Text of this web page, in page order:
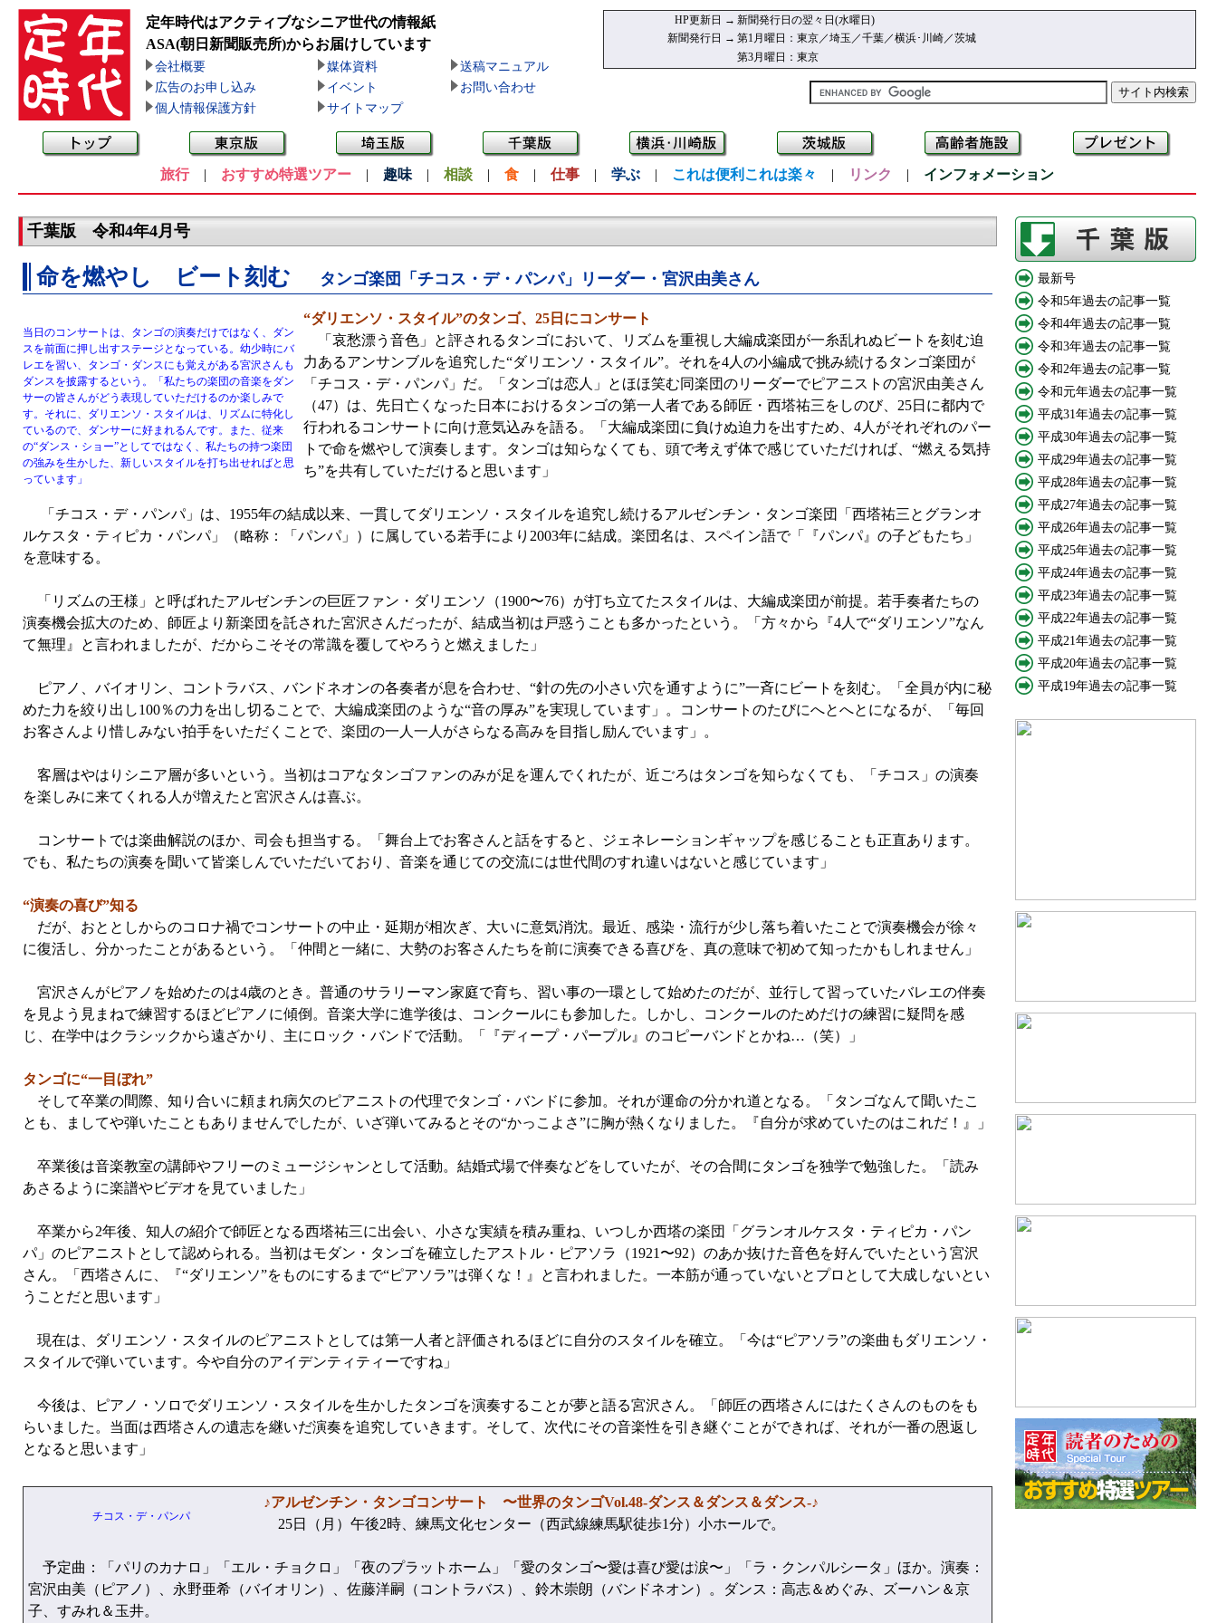
定年時代はアクティブなシニア世代の情報紙
ASA(朝日新聞販売所)からお届けしています
会社概要 媒体資料
送稿マニュアル
広告のお申し込み
イベント
お問い合わせ
個人情報保護方針
サイトマップ
HP更新日 → 新聞発行日の翌々日(水曜日)
新聞発行日 → 第1月曜日：東京／埼玉／千葉／横浜･川崎／茨城
第3月曜日：東京
旅行| おすすめ特選ツアー | 趣味 | 相談 | 食 | 仕事 | 学ぶ | これは便利これは楽々 | リンク | インフォメーション
千葉版 令和4年4月号
命を燃やし ビート刻む タンゴ楽団「チコス・デ・パンパ」リーダー・宮沢由美さん
当日のコンサートは、タンゴの演奏だけではなく、ダン
スを前面に押し出すステージとなっている。幼少時にバ
レエを習い、タンゴ・ダンスにも覚えがある宮沢さんも
ダンスを披露するという。「私たちの楽団の音楽をダン
サーの皆さんがどう表現していただけるのか楽しみで
す。それに、ダリエンソ・スタイルは、リズムに特化し
ているので、ダンサーに好まれるんです。また、従来
の“ダンス・ショー”としてではなく、私たちの持つ楽団
の強みを生かした、新しいスタイルを打ち出せればと思
っています」
“ダリエンソ・スタイル”のタンゴ、25日にコンサート
「哀愁漂う音色」と評されるタンゴにおいて、リズムを重視し大編成楽団が一糸乱れぬビートを刻む迫
力あるアンサンブルを追究した“ダリエンソ・スタイル”。それを4人の小編成で挑み続けるタンゴ楽団が
「チコス・デ・パンパ」だ。「タンゴは恋人」とほほ笑む同楽団のリーダーでピアニストの宮沢由美さん
（47）は、先日亡くなった日本におけるタンゴの第一人者である師匠・西塔祐三をしのび、25日に都内で
行われるコンサートに向け意気込みを語る。「大編成楽団に負けぬ迫力を出すため、4人がそれぞれのパー
トで命を燃やして演奏します。タンゴは知らなくても、頭で考えず体で感じていただければ、“燃える気持
ち”を共有していただけると思います」
「チコス・デ・パンパ」は、1955年の結成以来、一貫してダリエンソ・スタイルを追究し続けるアルゼンチン・タンゴ楽団「西塔祐三とグランオ
ルケスタ・ティピカ・パンパ」（略称：「パンパ」）に属している若手により2003年に結成。楽団名は、スペイン語で「『パンパ』の子どもたち」
を意味する。
「リズムの王様」と呼ばれたアルゼンチンの巨匠ファン・ダリエンソ（1900〜76）が打ち立てたスタイルは、大編成楽団が前提。若手奏者たちの
演奏機会拡大のため、師匠より新楽団を託された宮沢さんだったが、結成当初は戸惑うことも多かったという。「方々から『4人で“ダリエンソ”なん
て無理』と言われましたが、だからこそその常識を覆してやろうと燃えました」
ピアノ、バイオリン、コントラバス、バンドネオンの各奏者が息を合わせ、“針の先の小さい穴を通すように”一斉にビートを刻む。「全員が内に秘
めた力を絞り出し100％の力を出し切ることで、大編成楽団のような“音の厚み”を実現しています」。コンサートのたびにへとへとになるが、「毎回
お客さんより惜しみない拍手をいただくことで、楽団の一人一人がさらなる高みを目指し励んでいます」。
客層はやはりシニア層が多いという。当初はコアなタンゴファンのみが足を運んでくれたが、近ごろはタンゴを知らなくても、「チコス」の演奏
を楽しみに来てくれる人が増えたと宮沢さんは喜ぶ。
コンサートでは楽曲解説のほか、司会も担当する。「舞台上でお客さんと話をすると、ジェネレーションギャップを感じることも正直あります。
でも、私たちの演奏を聞いて皆楽しんでいただいており、音楽を通じての交流には世代間のすれ違いはないと感じています」
“演奏の喜び”知る
だが、おととしからのコロナ禍でコンサートの中止・延期が相次ぎ、大いに意気消沈。最近、感染・流行が少し落ち着いたことで演奏機会が徐々
に復活し、分かったことがあるという。「仲間と一緒に、大勢のお客さんたちを前に演奏できる喜びを、真の意味で初めて知ったかもしれません」
宮沢さんがピアノを始めたのは4歳のとき。普通のサラリーマン家庭で育ち、習い事の一環として始めたのだが、並行して習っていたバレエの伴奏
を見よう見まねで練習するほどピアノに傾倒。音楽大学に進学後は、コンクールにも参加した。しかし、コンクールのためだけの練習に疑問を感
じ、在学中はクラシックから遠ざかり、主にロック・バンドで活動。「『ディープ・パープル』のコピーバンドとかね…（笑）」
タンゴに“一目ぼれ”
そして卒業の間際、知り合いに頼まれ病欠のピアニストの代理でタンゴ・バンドに参加。それが運命の分かれ道となる。「タンゴなんて聞いたこ
とも、ましてや弾いたこともありませんでしたが、いざ弾いてみるとその“かっこよさ”に胸が熱くなりました。『自分が求めていたのはこれだ！』」
卒業後は音楽教室の講師やフリーのミュージシャンとして活動。結婚式場で伴奏などをしていたが、その合間にタンゴを独学で勉強した。「読み
あさるように楽譜やビデオを見ていました」
卒業から2年後、知人の紹介で師匠となる西塔祐三に出会い、小さな実績を積み重ね、いつしか西塔の楽団「グランオルケスタ・ティピカ・パン
パ」のピアニストとして認められる。当初はモダン・タンゴを確立したアストル・ピアソラ（1921〜92）のあか抜けた音色を好んでいたという宮沢
さん。「西塔さんに、『“ダリエンソ”をものにするまで“ピアソラ”は弾くな！』と言われました。一本筋が通っていないとプロとして大成しないとい
うことだと思います」
現在は、ダリエンソ・スタイルのピアニストとしては第一人者と評価されるほどに自分のスタイルを確立。「今は“ピアソラ”の楽曲もダリエンソ・
スタイルで弾いています。今や自分のアイデンティティーですね」
今後は、ピアノ・ソロでダリエンソ・スタイルを生かしたタンゴを演奏することが夢と語る宮沢さん。「師匠の西塔さんにはたくさんのものをも
らいました。当面は西塔さんの遺志を継いだ演奏を追究していきます。そして、次代にその音楽性を引き継ぐことができれば、それが一番の恩返し
となると思います」
チコス・デ・パンパ
♪アルゼンチン・タンゴコンサート 〜世界のタンゴVol.48‐ダンス＆ダンス＆ダンス‐♪
25日（月）午後2時、練馬文化センター（西武線練馬駅徒歩1分）小ホールで。
予定曲：「パリのカナロ」「エル・チョクロ」「夜のプラットホーム」「愛のタンゴ〜愛は喜び愛は涙〜」「ラ・クンパルシータ」ほか。演奏：
宮沢由美（ピアノ）、永野亜希（バイオリン）、佐藤洋嗣（コントラバス）、鈴木崇朗（バンドネオン）。ダンス：高志＆めぐみ、ズーハン＆京
子、すみれ＆玉井。
最新号
令和5年過去の記事一覧
令和4年過去の記事一覧
令和3年過去の記事一覧
令和2年過去の記事一覧
令和元年過去の記事一覧
平成31年過去の記事一覧
平成30年過去の記事一覧
平成29年過去の記事一覧
平成28年過去の記事一覧
平成27年過去の記事一覧
平成26年過去の記事一覧
平成25年過去の記事一覧
平成24年過去の記事一覧
平成23年過去の記事一覧
平成22年過去の記事一覧
平成21年過去の記事一覧
平成20年過去の記事一覧
平成19年過去の記事一覧